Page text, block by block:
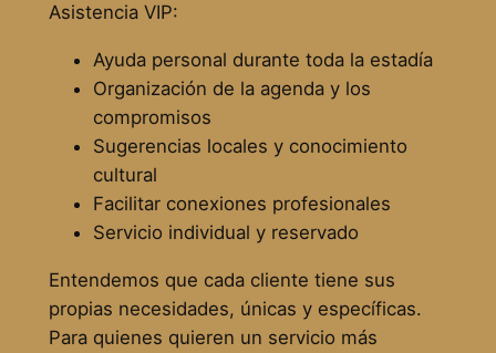
Asistencia VIP:
Ayuda personal durante toda la estadía
Organización de la agenda y los
compromisos
Sugerencias locales y conocimiento
cultural
Facilitar conexiones profesionales
Servicio individual y reservado
Entendemos que cada cliente tiene sus
propias necesidades, únicas y específicas.
Para quienes quieren un servicio más